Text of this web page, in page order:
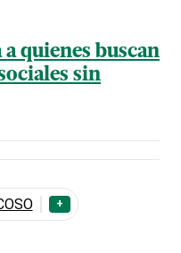
quienes buscan
sin
+